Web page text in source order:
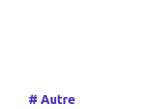
# Autre